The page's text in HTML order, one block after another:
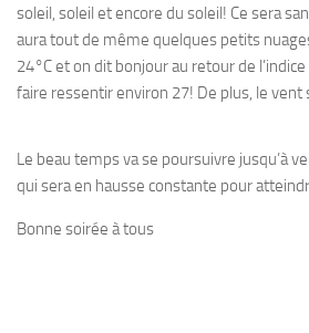
soleil, soleil et encore du soleil! Ce sera
aura tout de même quelques petits
24°C et on dit bonjour au retour de
faire ressentir environ 27! De plus, le vent
Le beau temps va se poursuivre jusqu’à
qui sera en hausse constante pour
Bonne soirée à tous